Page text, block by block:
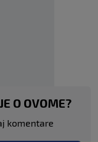
O OVOME?
komentare